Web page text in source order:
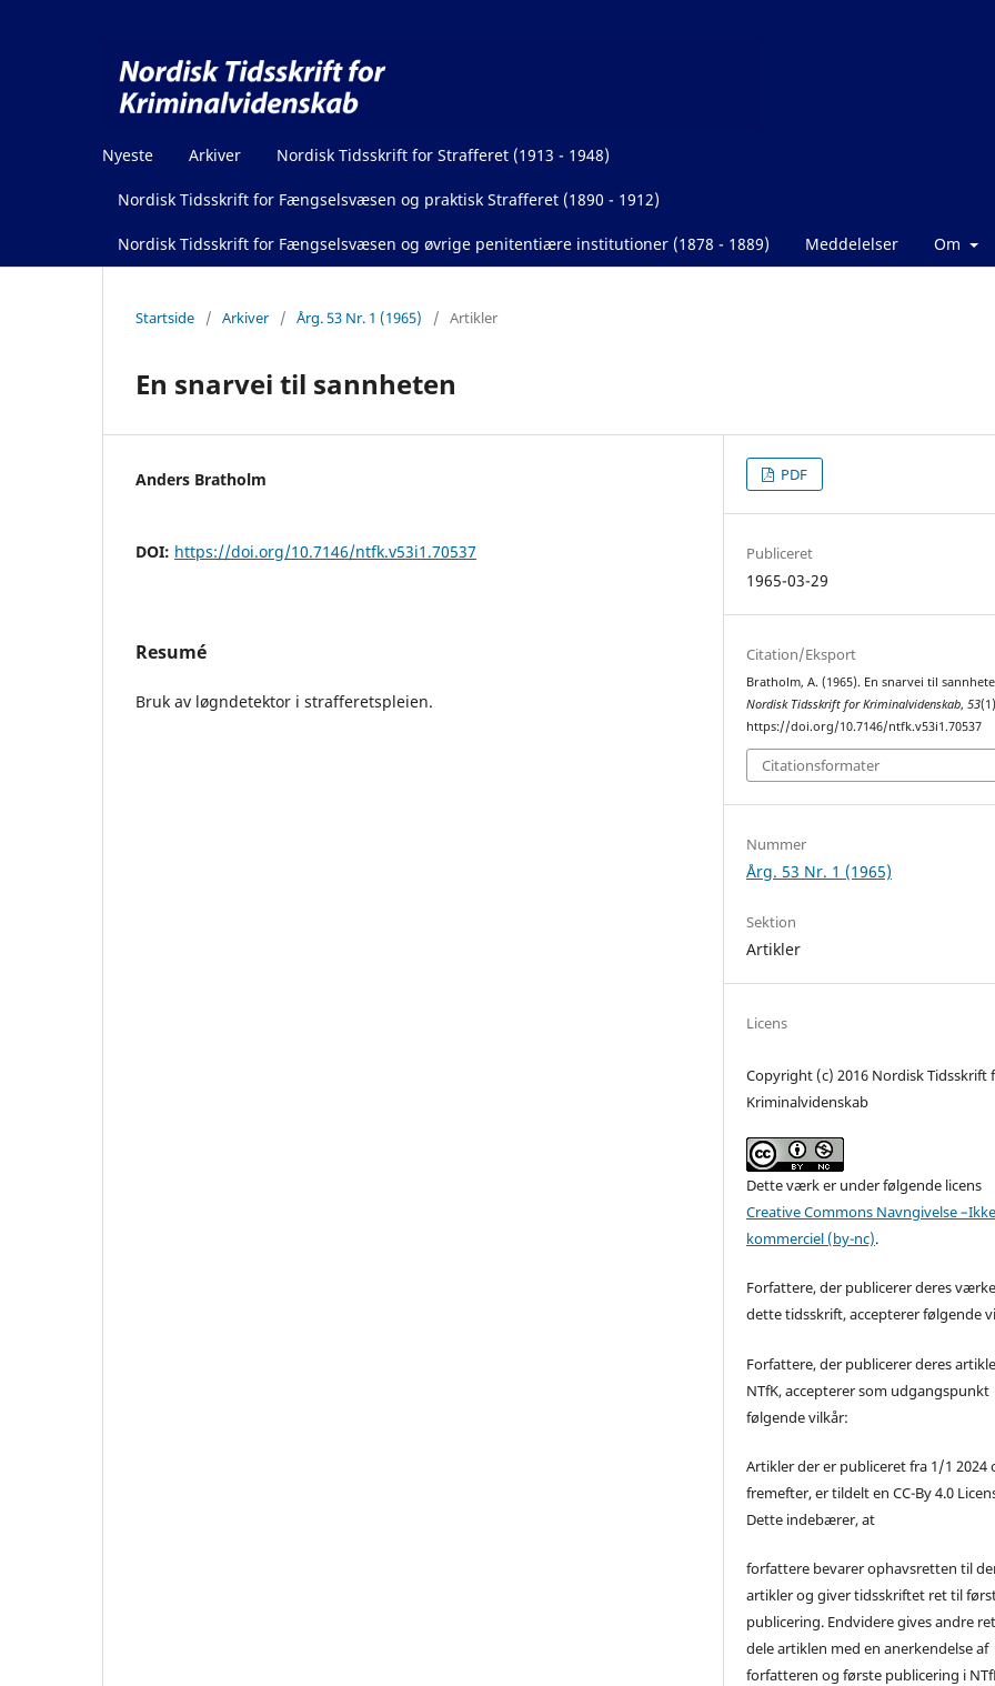
Nyeste Arkiver Nordisk Tidsskrift for Strafferet (1913 - 1948)
Nordisk Tidsskrift for Fængselsvæsen og praktisk Strafferet (1890 - 1912)
Nordisk Tidsskrift for Fængselsvæsen og øvrige penitentiære institutioner (1878 - 1889) Meddelelser Om
Startside / Arkiver / Årg. 53 Nr. 1 (1965) / Artikler
En snarvei til sannheten
Anders Bratholm
DOI: https://doi.org/10.7146/ntfk.v53i1.70537
Resumé
Bruk av løgndetektor i strafferetspleien.
PDF
Publiceret
1965-03-29
Citation/Eksport
Bratholm, A. (1965). En snarvei til
Nordisk Tidsskrift for Kriminalvidenskab,53
https://doi.org/10.7146/ntfk.v53i1.70537
Citationsformater
Nummer
Årg. 53 Nr. 1 (1965)
Sektion
Artikler
Licens
Copyright (c) 2016 Nordisk Tidsskrift
Kriminalvidenskab
Dette værk er under følgende licens
Creative Commons Navngivelse
kommerciel (by-nc).
Forfattere, der publicerer deres
dette tidsskrift, accepterer følgende
Forfattere, der publicerer deres
NTfK, accepterer som udgangspunkt
følgende vilkår:
Artikler der er publiceret fra 1/1 2024
fremefter, er tildelt en CC-By 4.0
Dette indebærer, at
forfattere bevarer ophavsretten til
artikler og giver tidsskriftet ret til
publicering. Endvidere gives andre
dele artiklen med en anerkendelse af
forfatteren og første publicering i